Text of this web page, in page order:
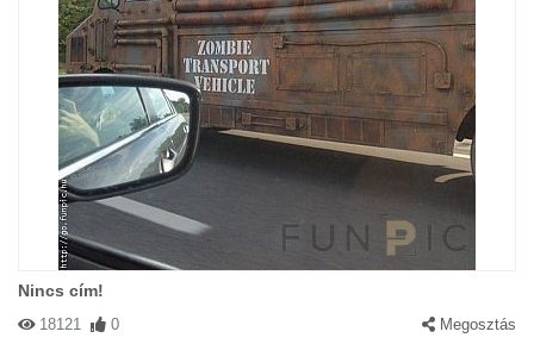
Nincs cím!
18121 0 Megosztás